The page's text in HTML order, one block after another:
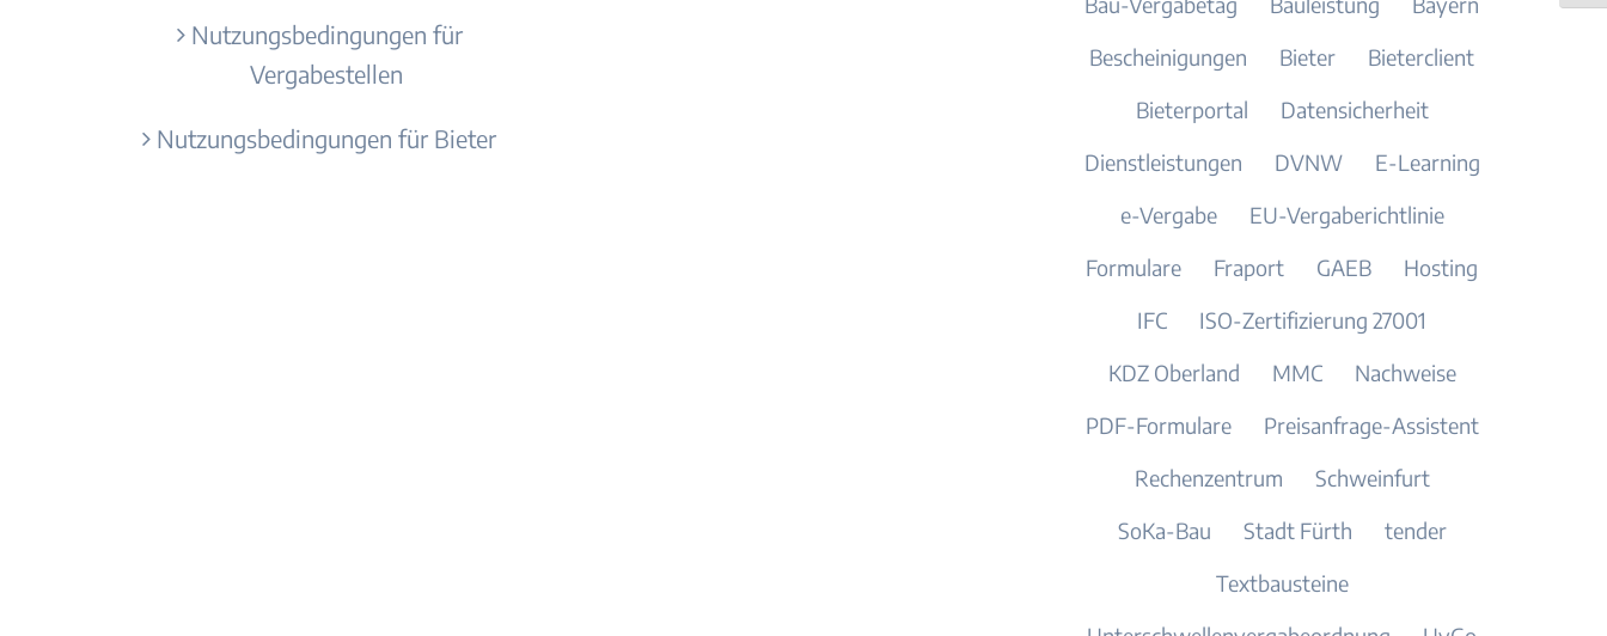
Nutzungsbedingungen für
Vergabestellen
Nutzungsbedingungen für Bieter
Bescheinigungen
Bieter
Bieterclient
Bieterportal
Datensicherheit
Dienstleistungen
DVNW
E-Learning
e-Vergabe
EU-Vergaberichtlinie
Formulare
Fraport GAEB
Hosting
IFC
ISO-Zertifizierung 27001
KDZ Oberland
MMC
Nachweise
PDF-Formulare
Preisanfrage-Assistent
Rechenzentrum
Schweinfurt
SoKa-Bau
Stadt Fürth
tender
Textbausteine